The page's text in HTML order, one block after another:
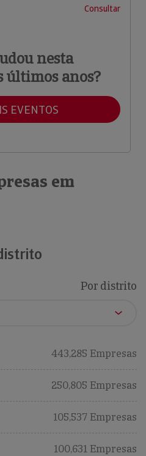
Consultar
nesta
últimos anos?
EVENTOS
em
Por distrito
443,285 Empresas
250,805 Empresas
105,537 Empresas
100,631 Empresas